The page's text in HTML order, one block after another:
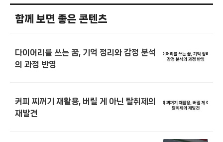
함께 보면 좋은 콘텐츠
다이어리를 쓰는 꿈, 기억 정리와 감정 분석
의 과정 반영
커피 찌꺼기 재활용, 버릴 게 아닌 탈취제의
재발견